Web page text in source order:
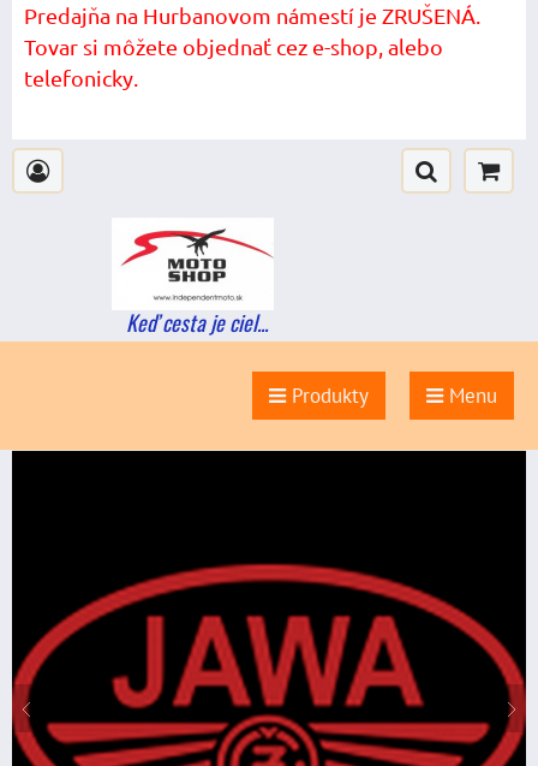
Predajňa na Hurbanovom námestí je ZRUŠENÁ.
Tovar si môžete objednať cez e-shop, alebo
telefonicky.
Keď cesta je ciel...
Produkty Menu